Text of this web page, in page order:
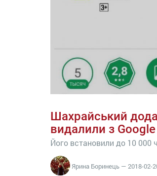
Шахрайський
видалили з
Його встановили до 10 000
Ярина Боринець — 2018-02-